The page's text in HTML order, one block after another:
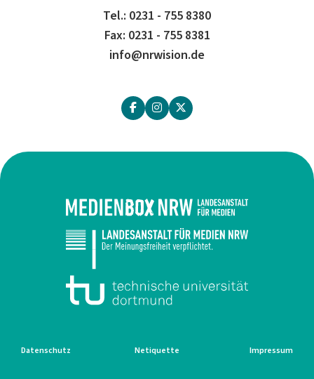
Tel.: 0231 - 755 8380
Fax: 0231 - 755 8381
info@nrwision.de
Datenschutz Netiquette Impressum